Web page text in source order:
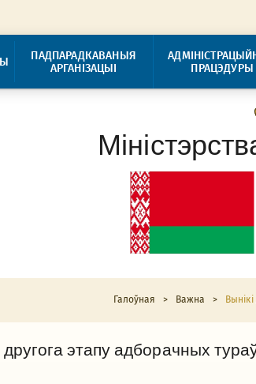
ПАДПАРАДКАВАНЫЯ
АРГАНІЗАЦЫІ
ПРАЦЭДУРЫ
Галоўная > Важна >
другога этапу адборачных